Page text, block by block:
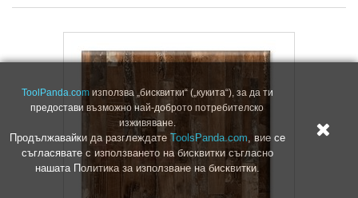
ToolPanda.comизползва „бисквитки“ („кукита“), за да ти
предостави възможно най-доброто потребителско
изживяване.
Продължавайки да разглеждате ToolsPanda.com, вие се
съгласявате с използването на бисквитки съгласно
нашата Политика за използване на бисквитки.